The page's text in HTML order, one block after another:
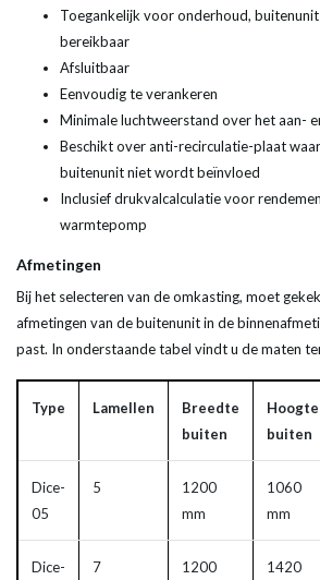
Toegankelijk voor onderhoud,
bereikbaar
Afsluitbaar
Eenvoudig te verankeren
Minimale luchtweerstand over het aan-
Beschikt over anti-recirculatie-plaat
buitenunit niet wordt beïnvloed
Inclusief drukvalcalculatie voor
warmtepomp
Afmetingen
Bij het selecteren van de omkasting, moet
afmetingen van de buitenunit in de
past. In onderstaande tabel vindt u de maten
Type Lamellen
Breedte
buiten
Hoogte
buiten
Dice-
05
5
1200
mm
1060
mm
Dice- 7 1200 1420